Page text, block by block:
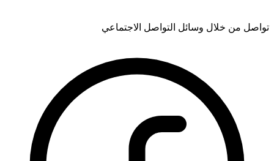
تواصل من خلال وسائل التواصل الاجتماعي